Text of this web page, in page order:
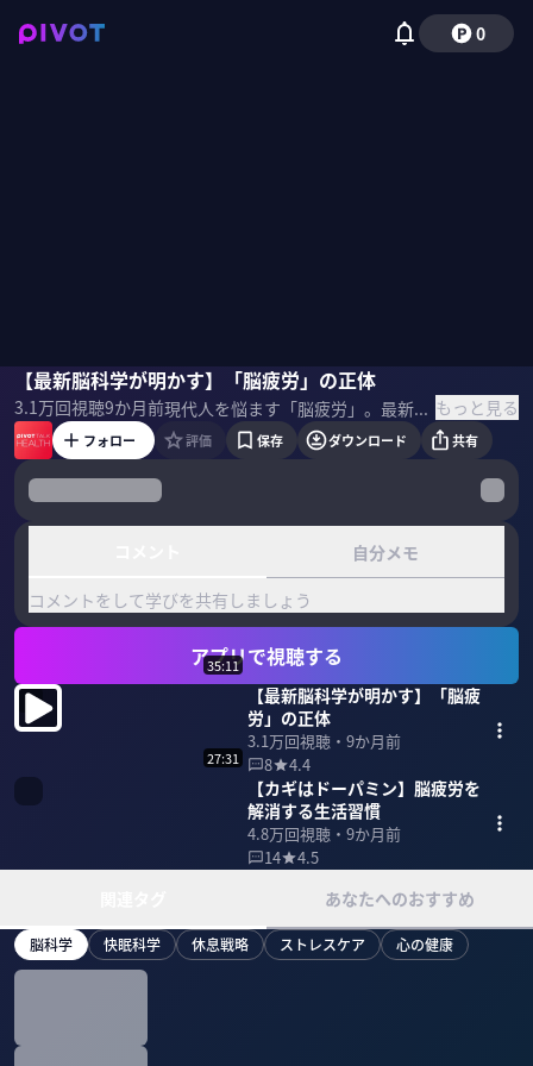
0
【最新脳科学が明かす】「脳疲労」の正体
3.1万回視聴9か月前 現代人を悩ます「脳疲労」。最新の研究で、脳疲労を引き起こす細かなメカニズムがわかってきた。鍵を握る「グリア細胞」や脳疲労を解消する生活習慣などについて、脳科学者の毛内拡氏に聞いた。 ▼プロフィール 毛内拡｜脳科学者 お茶の水女子大学基幹研究院自然科学系 助教。2013年、東京工業大学大学院総合理工学研究科博士課程修了。博士（理学）。日本学術振興会特別研究員、理化学研究所脳科学総合研究センター研究員を経て、2018年より現職。専門は脳神経科学。可能性教育グループ学術顧問。著書に『脳を司る「脳」一最新研究で見えてきた、驚くべき脳のはたらき」（講談社ブルーバックス）など。 ▼参考書籍 『脳と免疫の謎』 もっと見る
毛内拡磯貝初奈
フォロー 評価 保存 ダウンロード 共有
自分メモ
コメントをして学びを共有しましょう
アプリで視聴する
35:11
【最新脳科学が明かす】「脳疲
労」の正体
3.1万回視聴・ 9か月前
8
4.4
27:31
【カギはドーパミン】脳疲労を
解消する生活習慣
4.8万回視聴・ 9か月前
14
4.5
あなたへのおすすめ
脳科学 快眠科学 休息戦略 ストレスケア 心の健康